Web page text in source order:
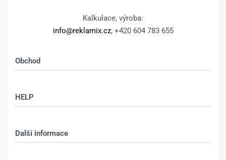
Kalkulace, výroba:
info@reklamix.cz, +420 604 783 655
Obchod
Můj účet – shop
HELP
Další informace